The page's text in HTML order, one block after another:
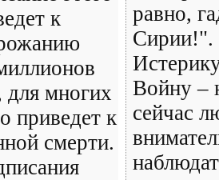
к
для многих
приведет к
смерти.
равно,
Сирии!".
Войну –
сейчас